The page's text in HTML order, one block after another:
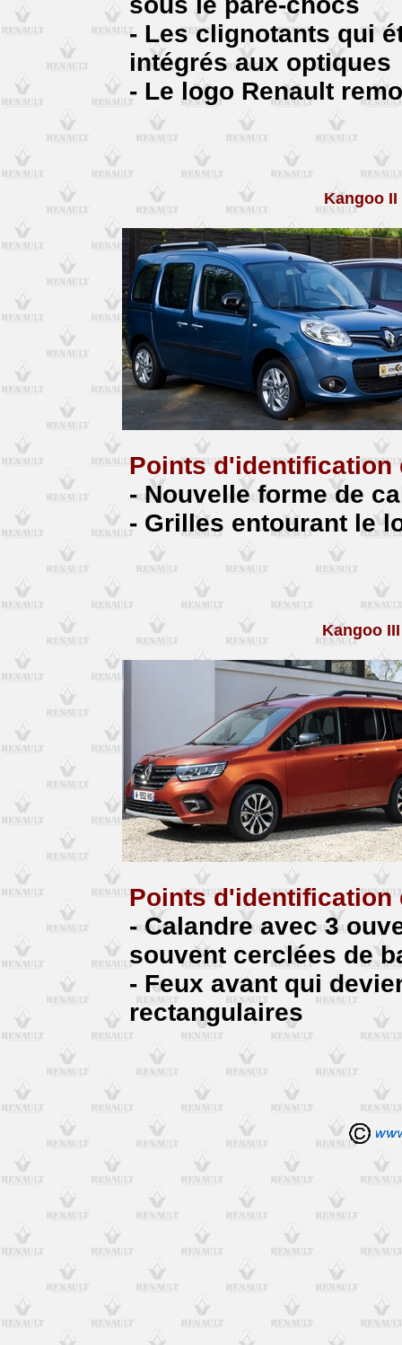
- Les clignotants qui
intégrés aux optiques
- Le logo Renault
Kangoo II
Points d'identification
- Nouvelle forme de
- Grilles entourant le
Kangoo
Points d'identification
- Calandre avec 3
souvent cerclées de
- Feux avant qui
rectangulaires